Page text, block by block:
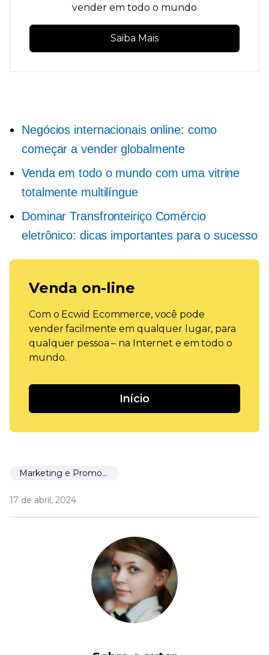
vender em todo o mundo
Saiba Mais
Negócios internacionais online: como
começar a vender globalmente
Venda em todo o mundo com uma vitrine
totalmente multilíngue
DominarTransfronteiriçoComércio
eletrônico: dicas importantes para o sucesso
Venda on-line
Com o Ecwid Ecommerce, você pode
vender facilmente em qualquer lugar, para
qualquer pessoa – na Internet e em todo o
mundo.
Início
Marketing e Promoção
17 de abril, 2024